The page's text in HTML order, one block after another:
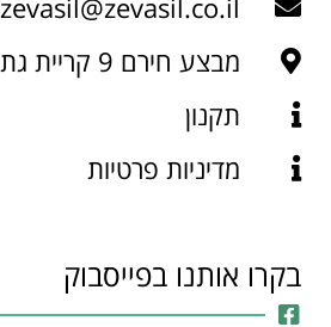
מבצע חירם 9 קריית גת
תקנון
מדיניות פרטיות
בקרו אותנו בפייסבוק